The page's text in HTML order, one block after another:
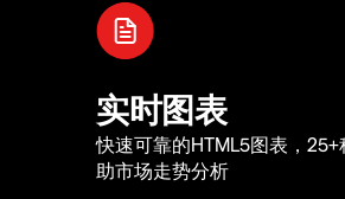
实时图表
快速可靠的HTML5图表，
助市场走势分析